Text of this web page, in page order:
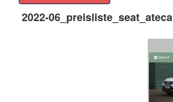
2022-06_preisliste_seat_ateca